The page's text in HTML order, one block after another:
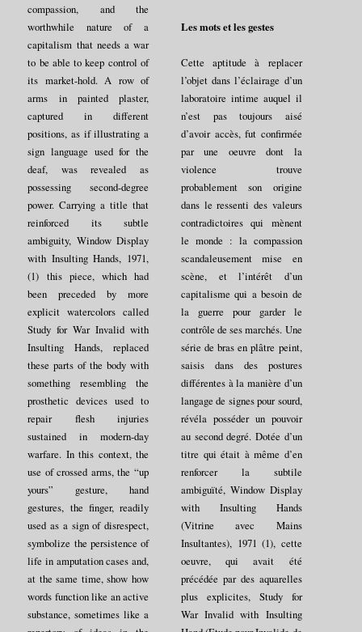
compassion, and the
worthwhile nature of a
capitalism that needs a war
to be able to keep control of
its market-hold. A row of
arms in painted plaster,
captured in different
positions, as if illustrating a
sign language used for the
deaf, was revealed as
possessing second-degree
power. Carrying a title that
reinforced its subtle
ambiguity, Window Display
with Insulting Hands, 1971,
(1) this piece, which had
been preceded by more
explicit watercolors called
Study for War Invalid with
Insulting Hands, replaced
these parts of the body with
something resembling the
prosthetic devices used to
repair flesh injuries
sustained in modern-day
warfare. In this context, the
use of crossed arms, the “up
yours” gesture, hand
gestures, the finger, readily
used as a sign of disrespect,
symbolize the persistence of
life in amputation cases and,
at the same time, show how
words function like an active
substance, sometimes like a
Les mots et les gestes
Cette aptitude à replacer
l’objet dans l’éclairage d’un
laboratoire intime auquel il
n’est pas toujours aisé
d’avoir accès, fut confirmée
par une oeuvre dont la
violence trouve
probablement son origine
dans le ressenti des valeurs
contradictoires qui mènent
le monde : la compassion
scandaleusement mise en
scène, et l’intérêt d’un
capitalisme qui a besoin de
la guerre pour garder le
contrôle de ses marchés. Une
série de bras en plâtre peint,
saisis dans des postures
différentes à la manière d’un
langage de signes pour sourd,
révéla posséder un pouvoir
au second degré. Dotée d’un
titre qui était à même d’en
renforcer la subtile
ambiguïté, Window Display
with Insulting Hands
(Vitrine avec Mains
Insultantes), 1971 (1), cette
oeuvre, qui avait été
précédée par des aquarelles
plus explicites, Study for
War Invalid with Insulting